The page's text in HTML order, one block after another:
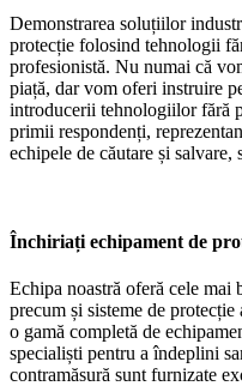
Demonstrarea soluțiilor
protecție folosind tehnologii
profesionistă. Nu numai că
piață, dar vom oferi instruire
introducerii tehnologiilor fără
primii respondenți,
echipele de căutare și salvare,
Închiriați echipament de
Echipa noastră oferă cele mai
precum și sisteme de
o gamă completă de
specialiști pentru a îndeplini
contramăsură sunt furnizate